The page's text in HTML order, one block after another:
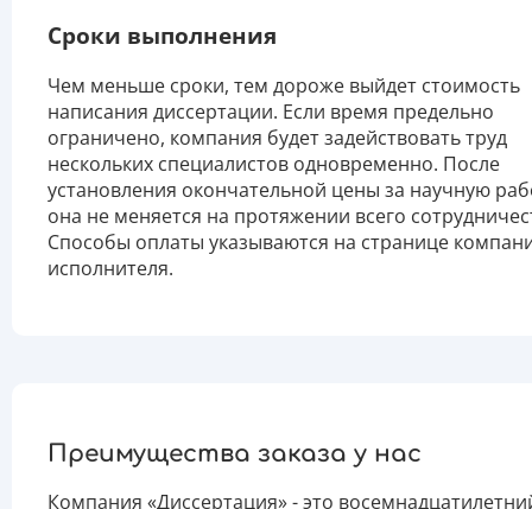
Сроки выполнения
Чем меньше сроки, тем дороже выйдет стоимость
написания диссертации. Если время предельно
ограничено, компания будет задействовать труд
нескольких специалистов одновременно. После
установления окончательной цены за научную
она не меняется на протяжении всего
Способы оплаты указываются на странице
исполнителя.
Преимущества заказа у нас
Компания «Диссертация» - это